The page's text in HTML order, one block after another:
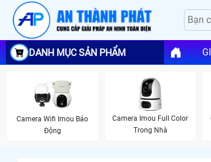
DANH MỤC SẢN PHẨM
Camera Wifi Imou Báo
Động
Camera Imou Full Color
Trong Nhà